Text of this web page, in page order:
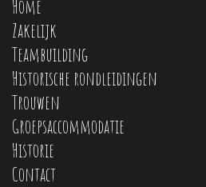
Home
Zakelijk
Teambuilding
Historische rondleidingen
Trouwen
Groepsaccommodatie
Historie
Contact